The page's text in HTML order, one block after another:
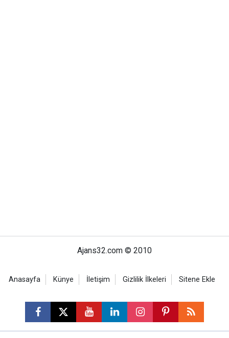
Ajans32.com © 2010
Anasayfa Künye İletişim Gizlilik İlkeleri Sitene Ekle